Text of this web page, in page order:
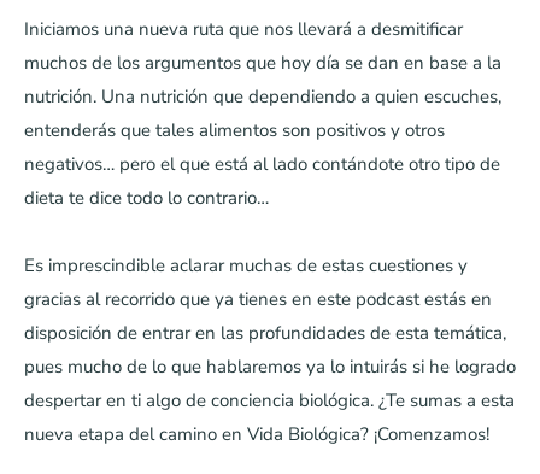
Iniciamos una nueva ruta que nos llevará a desmitificar
muchos de los argumentos que hoy día se dan en base a la
nutrición. Una nutrición que dependiendo a quien escuches,
entenderás que tales alimentos son positivos y otros
negativos… pero el que está al lado contándote otro tipo de
dieta te dice todo lo contrario…
Es imprescindible aclarar muchas de estas cuestiones y
gracias al recorrido que ya tienes en este podcast estás en
disposición de entrar en las profundidades de esta temática,
pues mucho de lo que hablaremos ya lo intuirás si he logrado
despertar en ti algo de conciencia biológica. ¿Te sumas a esta
nueva etapa del camino en Vida Biológica? ¡Comenzamos!